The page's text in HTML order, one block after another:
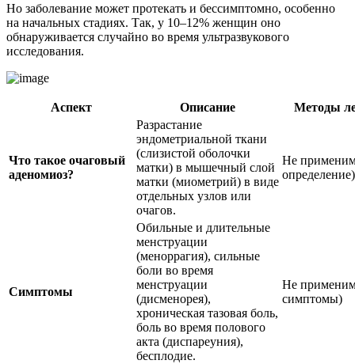
Но заболевание может протекать и бессимптомно, особенно
на начальных стадиях. Так, у 10–12% женщин оно
обнаруживается случайно во время ультразвукового
исследования.
Аспект Описание Методы
Что такое очаговый
аденомиоз?
Разрастание
эндометриальной ткани
(слизистой оболочки
матки) в мышечный слой
матки (миометрий) в виде
отдельных узлов или
очагов.
Не
определение)
Симптомы
Обильные и длительные
менструации
(меноррагия), сильные
боли во время
менструации
(дисменорея),
хроническая тазовая боль,
боль во время полового
акта (диспареуния),
бесплодие.
Не
симптомы)